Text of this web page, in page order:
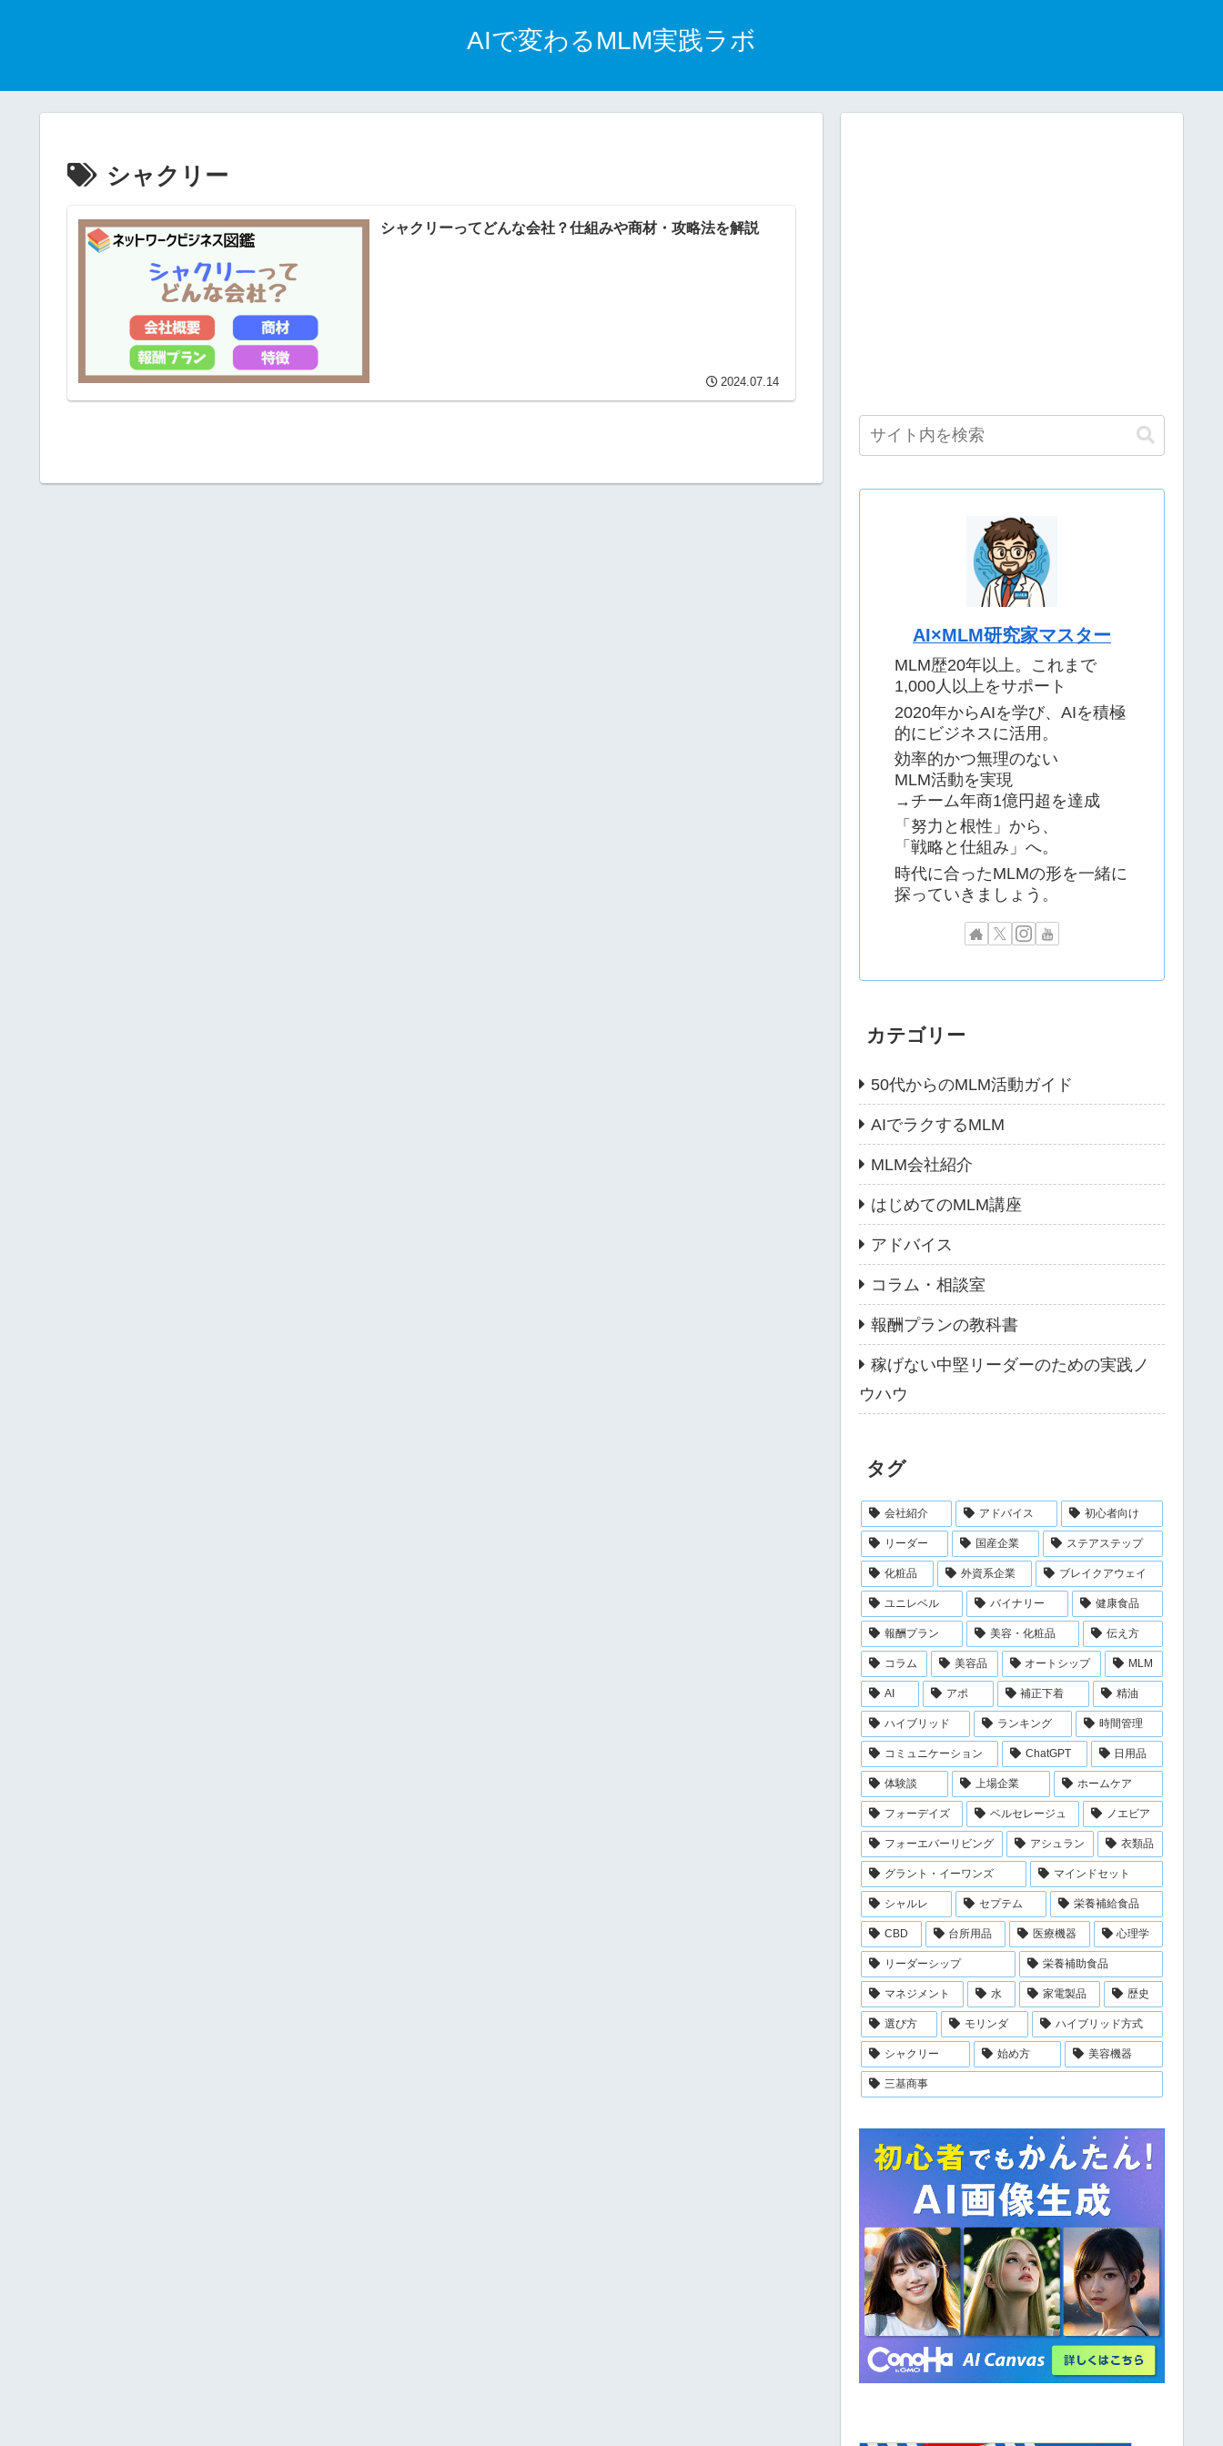
AIで変わるMLM実践ラボ
シャクリー
シャクリーってどんな会社？仕組みや商材・攻略法を解説
2024.07.14
AI×MLM研究家マスター
MLM歴20年以上。これまで
1,000人以上をサポート
2020年からAIを学び、AIを積極
的にビジネスに活用。
効率的かつ無理のない
MLM活動を実現
→チーム年商1億円超を達成
「努力と根性」から、
「戦略と仕組み」へ。
時代に合ったMLMの形を一緒に
探っていきましょう。
カテゴリー
50代からのMLM活動ガイド
AIでラクするMLM
MLM会社紹介
はじめてのMLM講座
アドバイス
コラム・相談室
報酬プランの教科書
稼げない中堅リーダーのための実践ノ
ウハウ
タグ
会社紹介 アドバイス 初心者向け
リーダー 国産企業 ステアステップ
化粧品 外資系企業 ブレイクアウェイ
ユニレベル バイナリー 健康食品
報酬プラン 美容・化粧品 伝え方
コラム 美容品 オートシップ MLM
AI アポ 補正下着 精油
ハイブリッド ランキング 時間管理
コミュニケーション ChatGPT 日用品
体験談 上場企業 ホームケア
フォーデイズ ベルセレージュ ノエビア
フォーエバーリビング アシュラン 衣類品
グラント・イーワンズ マインドセット
シャルレ セプテム 栄養補給食品
CBD 台所用品 医療機器 心理学
リーダーシップ 栄養補助食品
マネジメント 水 家電製品 歴史
選び方 モリンダ ハイブリッド方式
シャクリー 始め方 美容機器
三基商事